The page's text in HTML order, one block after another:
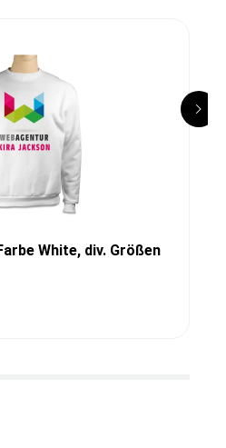
White, div. Größen